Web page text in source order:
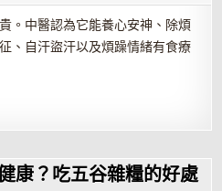
。中醫認為它能養心安神、除煩
、自汗盜汗以及煩躁情緒有食療
康？吃五谷雜糧的好處